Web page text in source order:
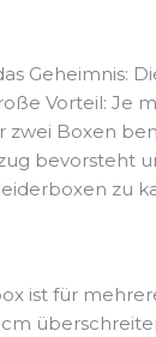
Geheimnis:
Vorteil: Je
Boxen
bevorsteht
zu
ist für